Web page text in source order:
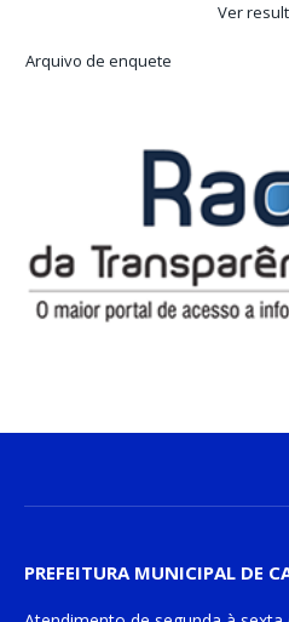
Ver
Arquivo de enquete
PREFEITURA MUNICIPAL DE